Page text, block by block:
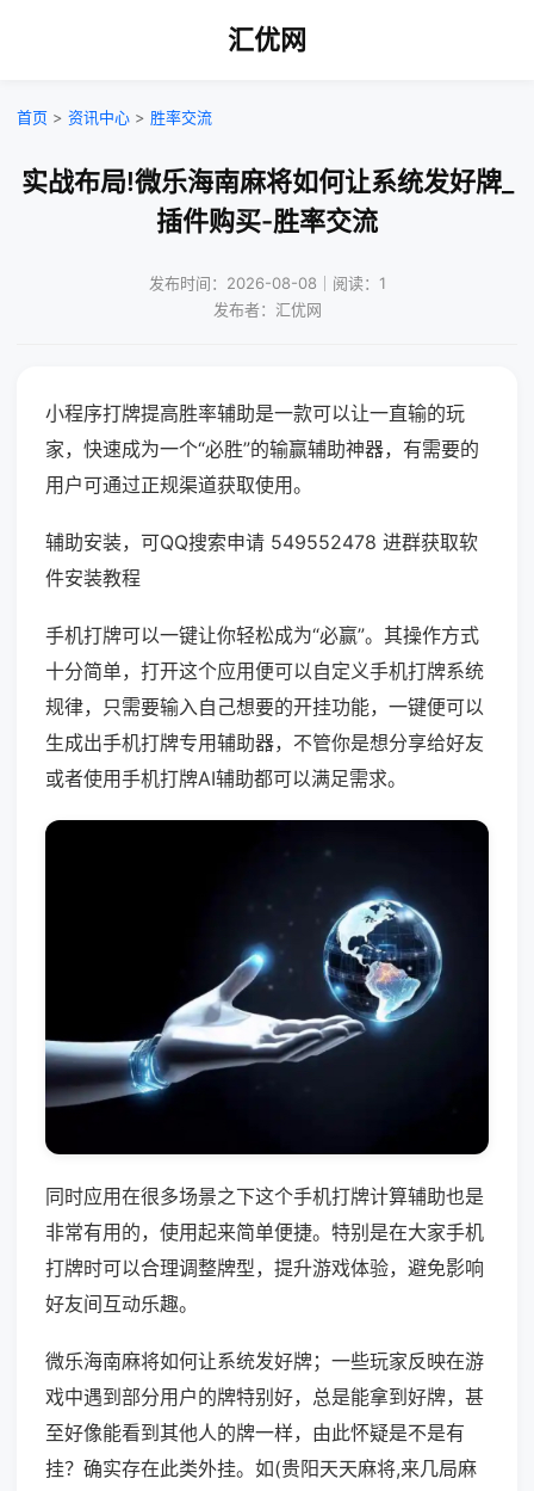
汇优网
首页 > 资讯中心 > 胜率交流
实战布局!微乐海南麻将如何让系统发好牌_
插件购买-胜率交流
发布时间：2026-08-08｜阅读：1
发布者：汇优网
小程序打牌提高胜率辅助是一款可以让一直输的玩
家，快速成为一个“必胜”的输赢辅助神器，有需要的
用户可通过正规渠道获取使用。
辅助安装，可QQ搜索申请 549552478 进群获取软
件安装教程
手机打牌可以一键让你轻松成为“必赢”。其操作方式
十分简单，打开这个应用便可以自定义手机打牌系统
规律，只需要输入自己想要的开挂功能，一键便可以
生成出手机打牌专用辅助器，不管你是想分享给好友
或者使用手机打牌AI辅助都可以满足需求。
同时应用在很多场景之下这个手机打牌计算辅助也是
非常有用的，使用起来简单便捷。特别是在大家手机
打牌时可以合理调整牌型，提升游戏体验，避免影响
好友间互动乐趣。
微乐海南麻将如何让系统发好牌；一些玩家反映在游
戏中遇到部分用户的牌特别好，总是能拿到好牌，甚
至好像能看到其他人的牌一样，由此怀疑是不是有
挂？确实存在此类外挂。如(贵阳天天麻将,来几局麻